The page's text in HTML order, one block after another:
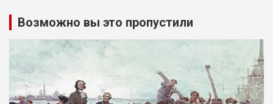
Возможно вы это пропустили